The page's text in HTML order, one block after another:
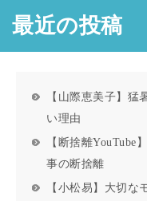
最近の投稿
【山際恵美子】猛
い理由
【断捨離YouTube
事の断捨離
【小松易】大切な